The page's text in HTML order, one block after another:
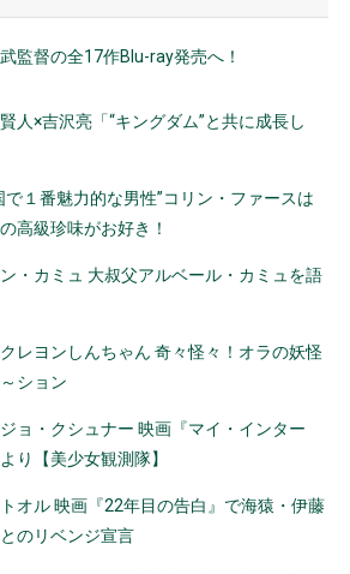
監督の全17作Blu-ray発売へ！
人×吉沢亮「“キングダム”と共に成長し
で１番魅力的な男性”コリン・ファースは
高級珍味がお好き！
・カミュ 大叔父アルベール・カミュを語
レヨンしんちゃん 奇々怪々！オラの妖怪
ション
ョ・クシュナー 映画『マイ・インター
り【美少女観測隊】
オル 映画『22年目の告白』で海猿・伊藤
のリベンジ宣言